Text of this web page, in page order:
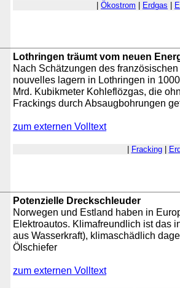
Ökostrom Erdgas
Lothringen träumt vom neuen
Nach Schätzungen des
nouvelles lagern in Lothringen in
Mrd. Kubikmeter Kohleflözgas, die
Frackings durch Absaugbohrungen
zum externen Volltext
Fracking|
Potenzielle Dreckschleuder
Norwegen und Estland haben in
Elektroautos. Klimafreundlich ist das
aus Wasserkraft), klimaschädlich
Ölschiefer
zum externen Volltext